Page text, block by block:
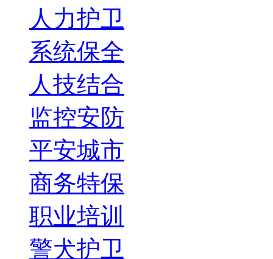
人力护卫
系统保全
人技结合
监控安防
平安城市
商务特保
职业培训
警犬护卫